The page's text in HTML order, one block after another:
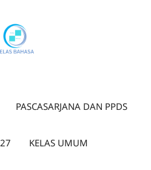
PASCASARJANA DAN PPDS
KELAS UMUM